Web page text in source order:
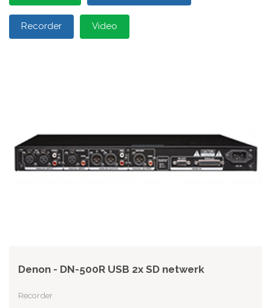
Recorder Video
Denon - DN-500R USB 2x SD netwerk
Recorder